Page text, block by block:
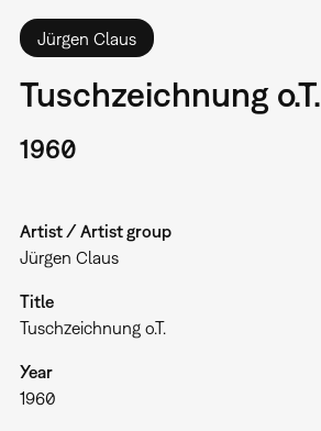
Jürgen Claus
Tuschzeichnung o.T.
1960
Artist / Artist group
Jürgen Claus
Title
Tuschzeichnung o.T.
Year
1960